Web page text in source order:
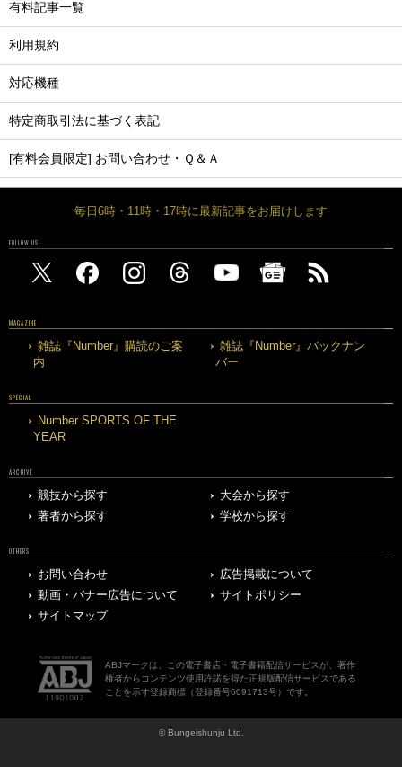
有料記事一覧
利用規約
対応機種
特定商取引法に基づく表記
[有料会員限定] お問い合わせ・Ｑ＆Ａ
毎日6時・11時・17時に最新記事をお届けします
FOLLOW US
MAGAZINE
雑誌『Number』購読のご案
内
雑誌『Number』バックナン
バー
SPECIAL
Number SPORTS OF THE
YEAR
ARCHIVE
競技から探す
大会から探す
著者から探す
学校から探す
OTHERS
お問い合わせ
広告掲載について
動画・バナー広告について
サイトポリシー
サイトマップ
ABJマークは、この電子書店・電子書籍配信サービスが、著作
権者からコンテンツ使用許諾を得た正規版配信サービスである
ことを示す登録商標（登録番号6091713号）です。
© Bungeishunju Ltd.